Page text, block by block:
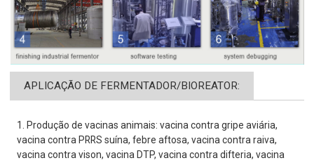
APLICAÇÃO DE FERMENTADOR/BIOREATOR:
1. Produção de vacinas animais: vacina contra gripe aviária,
vacina contra PRRS suína, febre aftosa, vacina contra raiva,
vacina contra vison, vacina DTP, vacina contra difteria, vacina